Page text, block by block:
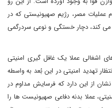
عملیات مصر، رژیم صهیونیستی که در
کند، دچار خستگی و نوعی سردرگمی
اشغالی عملا یک غافل گیری امنیتی
تهدید امنیتی در این بُعد به واسطه
از این دارد که فرسایش مداوم در
عملا بدنه دفاعی صهیونیست ها را